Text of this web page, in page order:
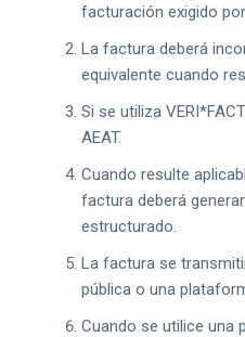
facturación exigido por
La factura deberá
equivalente cuando
Si se utiliza
AEAT.
Cuando resulte
factura deberá
estructurado.
La factura se
pública o una
Cuando se utilice una